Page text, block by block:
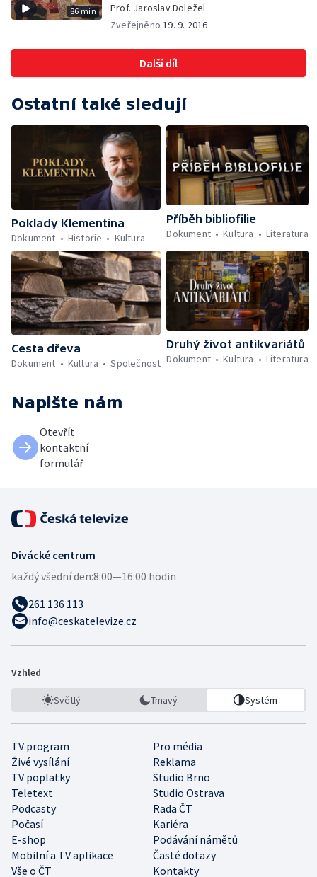
86 min
Prof. Jaroslav Doležel
Zveřejněno19. 9. 2016
Další díl
Ostatní také sledují
Poklady Klementina
Dokument
Historie Kultura
Příběh bibliofilie
Dokument
Kultura Literatura
Cesta dřeva
Dokument
Kultura Společnost
Druhý život antikvariátů
Dokument
Kultura Literatura
Napište nám
Otevřít
kontaktní
formulář
Divácké centrum
každý všední den:8:00—16:00 hodin
261 136 113
info@ceskatelevize.cz
Vzhled
Světlý Tmavý Systém
TV program
Pro média
Živé vysílání
Reklama
TV poplatky
Studio Brno
Teletext
Studio Ostrava
Podcasty
Rada ČT
Počasí
Kariéra
E-shop
Podávání námětů
Mobilní a TV aplikace
Časté dotazy
Vše o ČT
Kontakty